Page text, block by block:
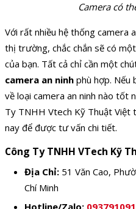
Camera có
Với rất nhiều hệ thống camera
thị trường, chắc chắn sẽ có
của bạn. Tất cả chỉ cần một
camera an ninh phù hợp. Nếu
về loại camera an ninh nào tốt
Ty TNHH Vtech Kỹ Thuật
nay để được tư vấn chi tiết.
Công Ty TNHH VTech Kỹ
Địa Chỉ: 51 Văn Cao,
Chí Minh